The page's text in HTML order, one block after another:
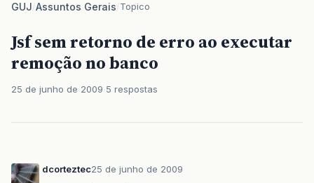
GUJ/Assuntos Gerais/Topico
Jsf sem retorno de erro ao executar
remoção no banco
25 de junho de 2009 5 respostas
dcorteztec25 de junho de 2009